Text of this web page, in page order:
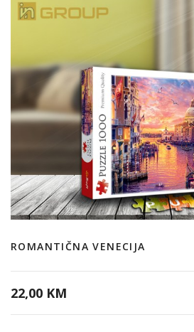
ROMANTIČNA VENECIJA
22,00 KM